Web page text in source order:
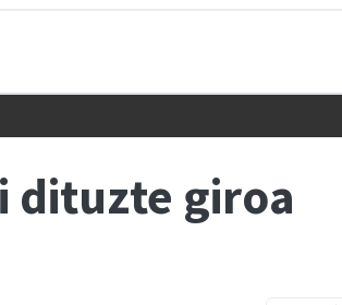
dituzte giroa